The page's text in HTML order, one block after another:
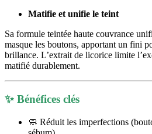
Matifie et unifie le teint
Sa formule teintée haute couvrance
masque les boutons, apportant un fini
brillance. L’extrait de licorice limite
matifié durablement.
✨ Bénéfices clés
🧼 Réduit les imperfections